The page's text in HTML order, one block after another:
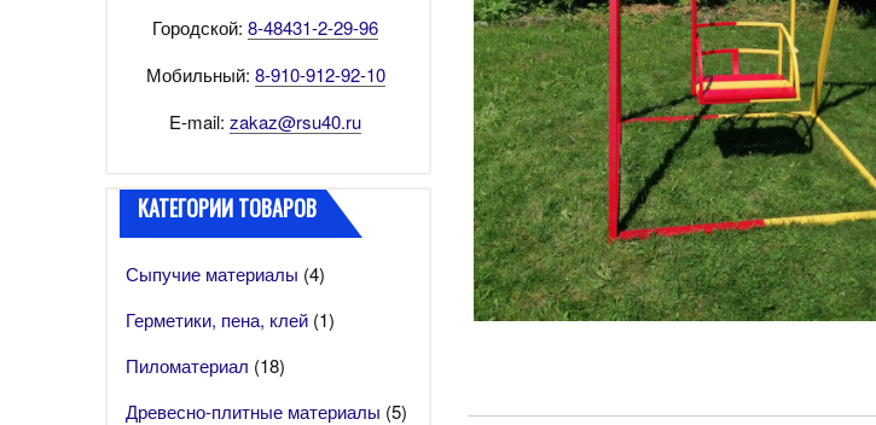
Городской: 8-48431-2-29-96
Мобильный: 8-910-912-92-10
E-mail: zakaz@rsu40.ru
КАТЕГОРИИ ТОВАРОВ
Сыпучие материалы (4)
Герметики, пена, клей (1)
Пиломатериал (18)
Древесно-плитные материалы (5)